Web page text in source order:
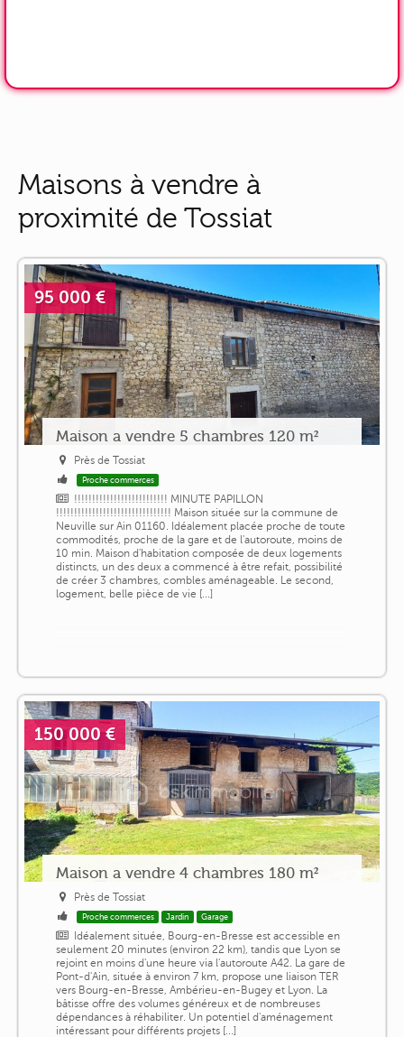
Maisons à vendre à
proximité de Tossiat
95 000 €
Maison a vendre 5 chambres 120 m²
Près de Tossiat
Proche commerces
!!!!!!!!!!!!!!!!!!!!!!!!!! MINUTE PAPILLON
!!!!!!!!!!!!!!!!!!!!!!!!!!!!!!!! Maison située sur la commune de
Neuville sur Ain 01160. Idéalement placée proche de toute
commodités, proche de la gare et de l'autoroute, moins de
10 min. Maison d'habitation composée de deux logements
distincts, un des deux a commencé à être refait, possibilité
de créer 3 chambres, combles aménageable. Le second,
logement, belle pièce de vie [...]
150 000 €
Maison a vendre 4 chambres 180 m²
Près de Tossiat
Proche commerces Jardin Garage
Idéalement située, Bourg-en-Bresse est accessible en
seulement 20 minutes (environ 22 km), tandis que Lyon se
rejoint en moins d'une heure via l'autoroute A42. La gare de
Pont-d'Ain, située à environ 7 km, propose une liaison TER
vers Bourg-en-Bresse, Ambérieu-en-Bugey et Lyon. La
bâtisse offre des volumes généreux et de nombreuses
dépendances à réhabiliter. Un potentiel d'aménagement
intéressant pour différents projets [...]